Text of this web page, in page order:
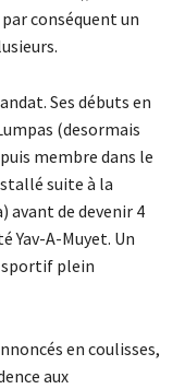
conséquent un
Ses débuts en
(desormais
membre dans le
suite à la
avant de devenir 4
Yav-A-Muyet. Un
sportif plein
en coulisses,
aux